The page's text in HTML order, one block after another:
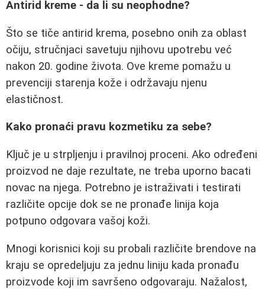
Antirid kreme - da li su neophodne?
Što se tiče antirid krema, posebno onih za oblast
očiju, stručnjaci savetuju njihovu upotrebu već
nakon 20. godine života. Ove kreme pomažu u
prevenciji starenja kože i održavaju njenu
elastičnost.
Kako pronaći pravu kozmetiku za sebe?
Ključ je u strpljenju i pravilnoj proceni. Ako određeni
proizvod ne daje rezultate, ne treba uporno bacati
novac na njega. Potrebno je istraživati i testirati
različite opcije dok se ne pronađe linija koja
potpuno odgovara vašoj koži.
Mnogi korisnici koji su probali različite brendove na
kraju se opredeljuju za jednu liniju kada pronađu
proizvode koji im savršeno odgovaraju. Nažalost,